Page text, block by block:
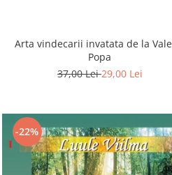
Arta vindecarii invatata de la
Popa
37,00 Lei29,00 Lei
-22%